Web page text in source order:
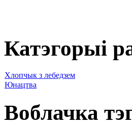
Катэгорыі
Хлопчык з лебедзем
Юнацтва
Воблачка